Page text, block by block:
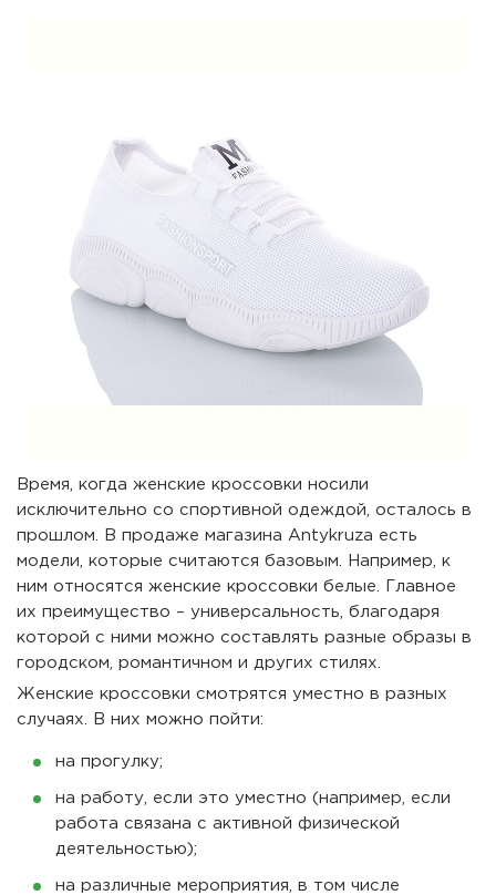
Время, когда женские кроссовки носили
исключительно со спортивной одеждой, осталось в
прошлом. В продаже магазина Antykruza есть
модели, которые считаются базовым. Например, к
ним относятся женские кроссовки белые. Главное
их преимущество – универсальность, благодаря
которой с ними можно составлять разные образы в
городском, романтичном и других стилях.
Женские кроссовки смотрятся уместно в разных
случаях. В них можно пойти:
на прогулку;
на работу, если это уместно (например, если
работа связана с активной физической
деятельностью);
на различные мероприятия, в том числе